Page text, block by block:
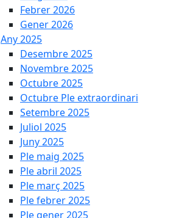
Febrer 2026
Gener 2026
Any 2025
Desembre 2025
Novembre 2025
Octubre 2025
Octubre Ple extraordinari
Setembre 2025
Juliol 2025
Juny 2025
Ple maig 2025
Ple abril 2025
Ple març 2025
Ple febrer 2025
Ple gener 2025